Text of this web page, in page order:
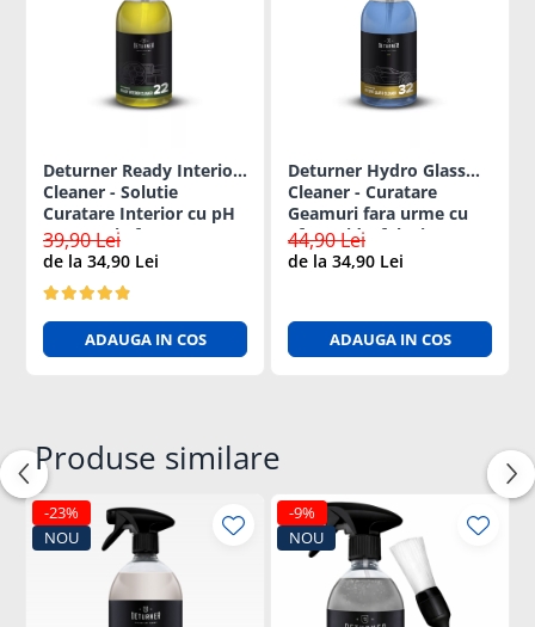
Deturner Ready Interior
Cleaner - Solutie
Curatare Interior cu pH
Neutru si Efect
Antibacterian 250ml
39,90 Lei
de la 34,90 Lei
ADAUGA IN COS
Deturner Hydro Glass
Cleaner - Curatare
Geamuri fara urme cu
Efect Hidrofob si
Evaporare Rapida 250ml
44,90 Lei
de la 34,90 Lei
ADAUGA IN COS
Produse similare
-23%
NOU
-9%
NOU